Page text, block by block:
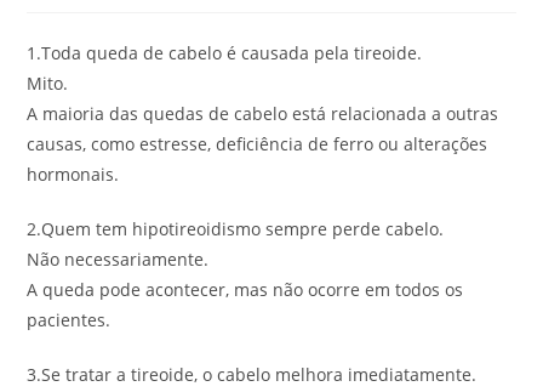
1.Toda queda de cabelo é causada pela tireoide.
Mito.
A maioria das quedas de cabelo está relacionada a outras
causas, como estresse, deficiência de ferro ou alterações
hormonais.
2.Quem tem hipotireoidismo sempre perde cabelo.
Não necessariamente.
A queda pode acontecer, mas não ocorre em todos os
pacientes.
3.Se tratar a tireoide, o cabelo melhora imediatamente.